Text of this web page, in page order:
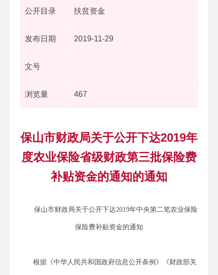
公开目录 扶贫资金
发布日期 2019-11-29
文号
浏览量 467
保山市财政局关于公开下达2019年
度农业保险省级财政第三批保险费
补贴资金的通知的通知
保山市财政局关于公开下达2019年中央第二笔农业保险
保险费补贴资金的通知
根据《中华人民共和国政府信息公开条例》 《财政部关